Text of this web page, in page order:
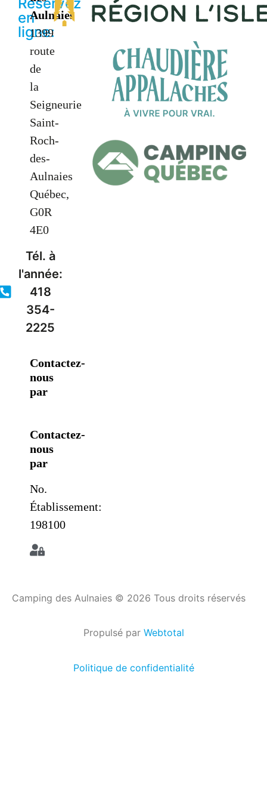
en
ligne:
Aulnaies
1399
route
de
la
Seigneurie
Saint-
Roch-
des-
Aulnaies
Québec,
G0R
4E0
Tél. à
l'année:
418
354-
2225
Contactez-
nous
par
Contactez-
nous
par
No.
Établissement:
198100
Camping des Aulnaies © 2026 Tous droits réservés
Propulsé par Webtotal
Politique de confidentialité